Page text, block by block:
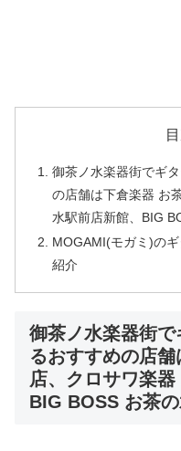
御茶ノ水楽器街でギ
の店舗は下倉楽器 お
水駅前店新館、BIG
MOGAMI(モガミ)の
紹介
御茶ノ水楽器街
るおすすめの店
店、クロサワ楽器
BIG BOSS お茶